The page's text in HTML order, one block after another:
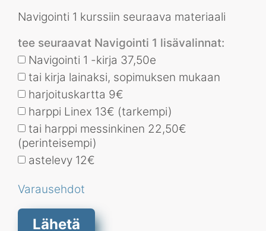
e
+
1
Navigointi 1 kurssiin seuraava materiaali
tee seuraavat Navigointi 1 lisävalinnat:
Navigointi 1 -kirja 37,50e
tai kirja lainaksi, sopimuksen mukaan
harjoituskartta 9€
harppi Linex 13€ (tarkempi)
tai harppi messinkinen 22,50€
(perinteisempi)
astelevy 12€
Varausehdot
Lähetä